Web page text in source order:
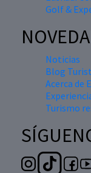
Golf &
Noticias
Blog
Acerca de
Turismo